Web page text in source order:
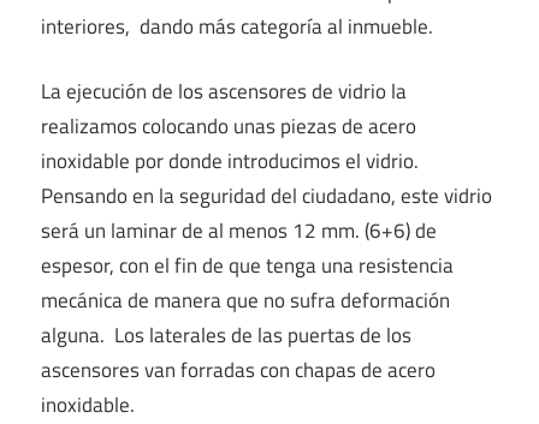
interiores, dando más categoría al inmueble.
La ejecución de los ascensores de vidrio la
realizamos colocando unas piezas de acero
inoxidable por donde introducimos el vidrio.
Pensando en la seguridad del ciudadano, este vidrio
será un laminar de al menos 12 mm. (6+6) de
espesor, con el fin de que tenga una resistencia
mecánica de manera que no sufra deformación
alguna. Los laterales de las puertas de los
ascensores van forradas con chapas de acero
inoxidable.